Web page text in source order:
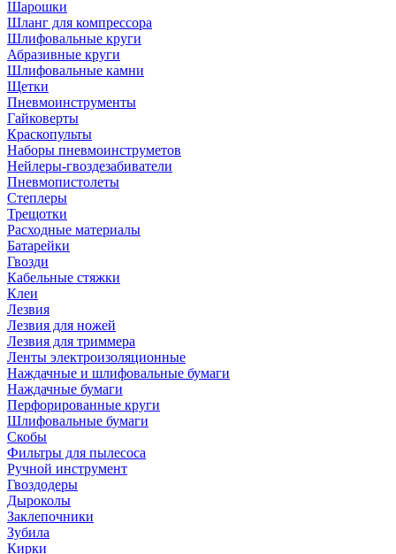
Шарошки
Шланг для компрессора
Шлифовальные круги
Абразивные круги
Шлифовальные камни
Щетки
Пневмоинструменты
Гайковерты
Краскопульты
Наборы пневмоинструметов
Нейлеры-гвоздезабиватели
Пневмопистолеты
Степлеры
Трещотки
Расходные материалы
Батарейки
Гвозди
Кабельные стяжки
Клеи
Лезвия
Лезвия для ножей
Лезвия для триммера
Ленты электроизоляционные
Наждачные и шлифовальные бумаги
Наждачные бумаги
Перфорированные круги
Шлифовальные бумаги
Скобы
Фильтры для пылесоса
Ручной инструмент
Гвоздодеры
Дыроколы
Заклепочники
Зубила
Кирки